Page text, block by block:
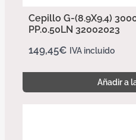
Cepillo G-(8.9X9.4)
PP.0.50LN 32002023
149,45€ IVA incluido
Añadir a